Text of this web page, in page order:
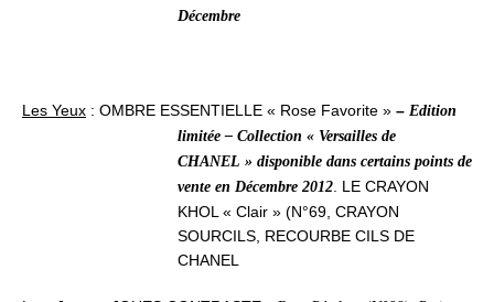
Décembre
Les Yeux : OMBRE ESSENTIELLE « Rose Favorite » – Edition
limitée – Collection « Versailles de
CHANEL » disponible dans certains points de
vente en Décembre 2012. LE CRAYON
KHOL « Clair » (N°69, CRAYON
SOURCILS, RECOURBE CILS DE
CHANEL